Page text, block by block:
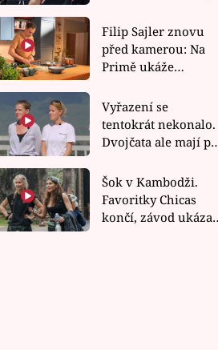
Filip Sajler znovu
před kamerou: Na
Primě ukáže
rychlé recepty
Vyřazení se
tentokrát nekonalo.
Dvojčata ale mají po
závodu nůž na krku
Šok v Kambodži.
Favoritky Chicas
končí, závod ukázal